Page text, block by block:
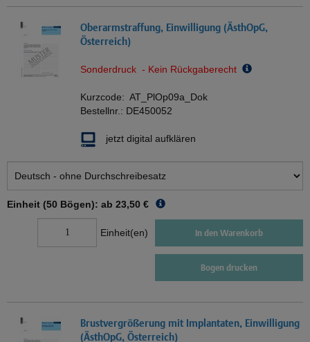
Oberarmstraffung, Einwilligung (ÄsthOpG,
Österreich)
Sonderdruck - Kein Rückgaberecht
Kurzcode: AT_PlOp09a_Dok
Bestellnr.: DE450052
jetzt digital aufklären
Einheit (50 Bögen): ab 23,50 €
Einheit(en) In den Warenkorb
Bogen drucken
Brustvergrößerung mit Implantaten, Einwilligung
(ÄsthOpG, Österreich)